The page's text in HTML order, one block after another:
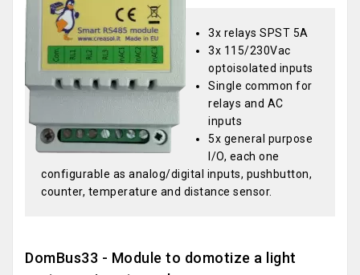
3x relays SPST 5A
3x 115/230Vac
optoisolated inputs
Single common for
relays and AC
inputs
5x general purpose
I/O, each one
configurable as analog/digital inputs, pushbutton,
counter, temperature and distance sensor.
DomBus33 - Module to domotize a light